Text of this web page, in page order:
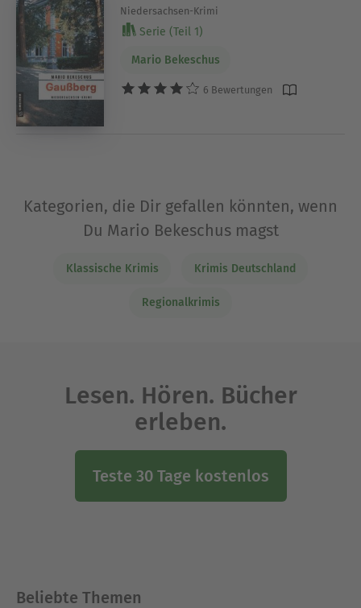
Niedersachsen-Krimi
Serie (Teil 1)
Mario Bekeschus
6 Bewertungen
Kategorien, die Dir gefallen könnten, wenn
Du Mario Bekeschus magst
Klassische Krimis Krimis Deutschland
Regionalkrimis
Lesen. Hören. Bücher
erleben.
Teste 30 Tage kostenlos
Beliebte Themen